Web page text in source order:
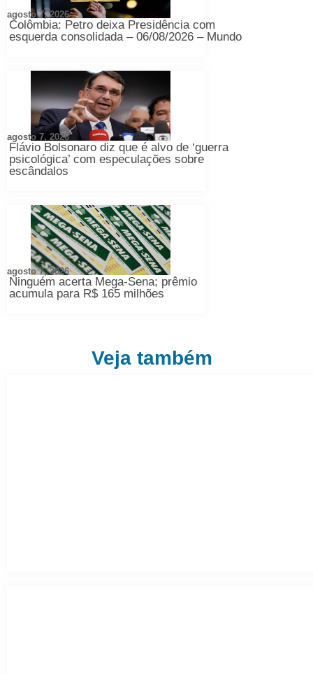
Colômbia: Petro deixa Presidência com
esquerda consolidada – 06/08/2026 – Mundo
agosto 7, 2026
Flávio Bolsonaro diz que é alvo de ‘guerra
psicológica’ com especulações sobre
escândalos
agosto 7, 2026
Ninguém acerta Mega-Sena; prêmio
acumula para R$ 165 milhões
agosto 7, 2026
Veja também